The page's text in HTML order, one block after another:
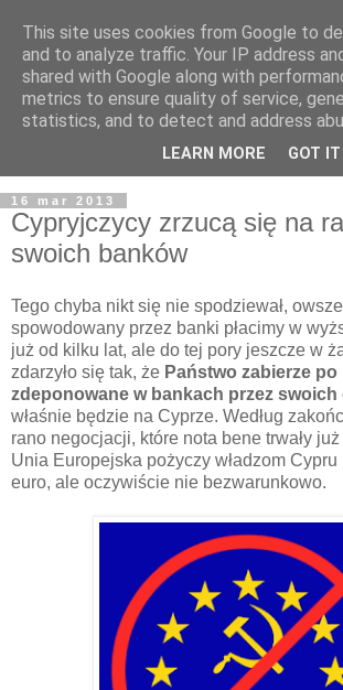
16 mar 2013
Cypryjczycy zrzucą się na
swoich banków
Tego chyba nikt się nie spodziewał,
spowodowany przez banki płacimy w
już od kilku lat, ale do tej pory jeszcze w
zdarzyło się tak, że Państwo zabierze
zdeponowane w bankach przez swoich
właśnie będzie na Cyprze. Według
rano negocjacji, które nota bene trwały
Unia Europejska pożyczy władzom
euro, ale oczywiście nie bezwarunkowo.
This site uses cookies from Google to
and to analyze traffic. Your IP address
shared with Google along with
metrics to ensure quality of service,
statistics, and to detect and address
LEARN MORE GOT IT